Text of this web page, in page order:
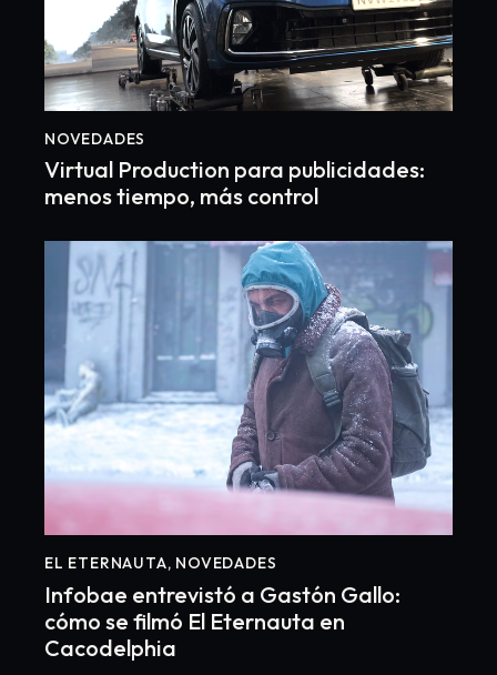
NOVEDADES
Virtual Production para publicidades:
menos tiempo, más control
EL ETERNAUTA, NOVEDADES
Infobae entrevistó a Gastón Gallo:
cómo se filmó El Eternauta en
Cacodelphia